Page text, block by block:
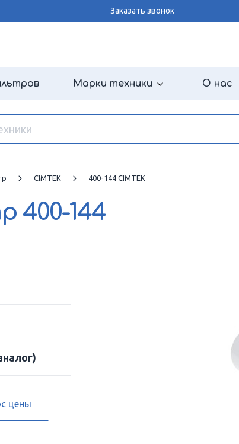
Заказать звонок
Марки техники О нас
CIMTEK 400-144 CIMTEK
400-144
цены